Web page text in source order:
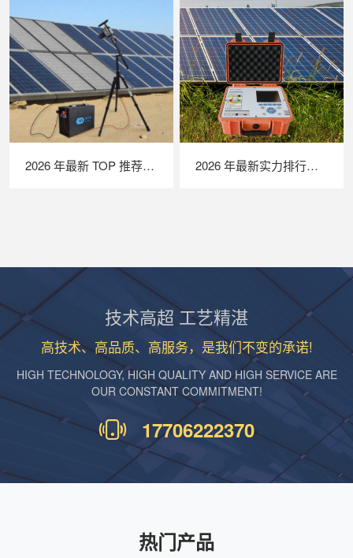
2026 年最新 TOP 推荐｜便携式 EL 检测仪实力排行，LAILX LXG50 深度测评 2026 年最新实力排行｜便携式 IV 测试仪 TOP 推荐，LAILX LX‑PV31 深度解析
技术高超 工艺精湛
高技术、高品质、高服务，是我们不变的承诺!
HIGH TECHNOLOGY, HIGH QUALITY AND HIGH SERVICE ARE
OUR CONSTANT COMMITMENT!
17706222370
热门产品